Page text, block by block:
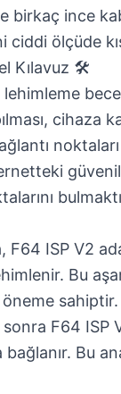
birkaç ince
ciddi ölçüde
Kılavuz 🛠️
cihaza
noktaları
F64 ISP V2
Bu
sahiptir.
F64 ISP
Bu